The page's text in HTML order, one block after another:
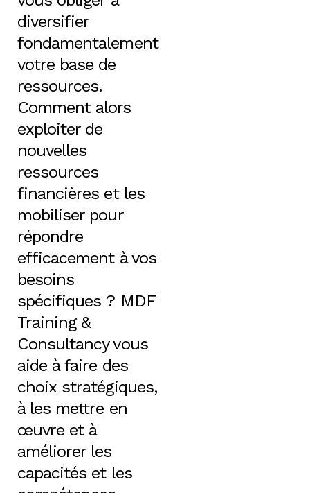
diversifier
fondamentalement
votre base de
ressources.
Comment alors
exploiter de
nouvelles
ressources
financières et les
mobiliser pour
répondre
efficacement à vos
besoins
spécifiques ? MDF
Training &
Consultancy vous
aide à faire des
choix stratégiques,
à les mettre en
œuvre et à
améliorer les
capacités et les